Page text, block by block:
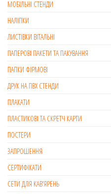
МОБІЛЬНІ СТЕНДИ
НАЛІПКИ
ЛИСТІВКИ ВІТАЛЬНІ
ПАПЕРОВІ ПАКЕТИ ТА ПАКУВАННЯ
ПАПКИ ФІРМОВІ
ДРУК НА ПВХ СТЕНДИ
ПЛАКАТИ
ПЛАСТИКОВІ ТА СКРЕТЧ КАРТИ
ПОСТЕРИ
ЗАПРОШЕННЯ
СЕРТИФІКАТИ
СЕТИ ДЛЯ КАВ’ЯРЕНЬ